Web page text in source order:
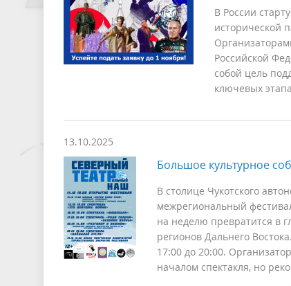
В России
исторической
Российской
собой цель
ключевых
13.10.2025
Большое культурное
В столице Чукотского
межрегиональный
на неделю превратится в
регионов Дальнего
17:00 до 20:00.
началом спектакля, но